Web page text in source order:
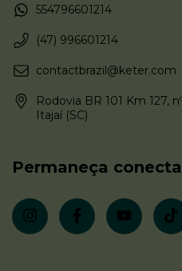
554796601214
(47) 996601214
contactbrazil@keter.com
Rodovia BR 101 Km 127,
Itajaí (SC)
Permaneça